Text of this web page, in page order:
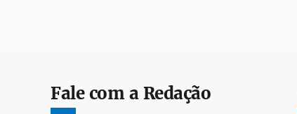
Fale com a Redação